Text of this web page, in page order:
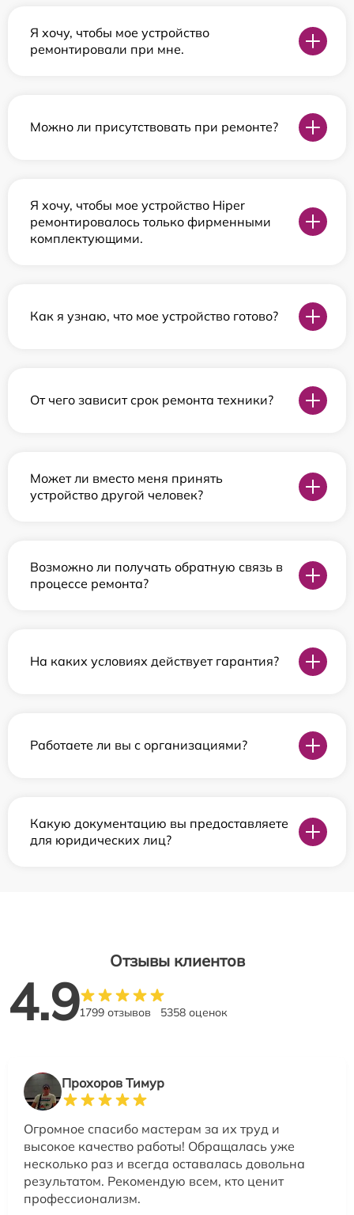
Я хочу, чтобы мое устройство
ремонтировали при мне.
Можно ли присутствовать при ремонте?
Я хочу, чтобы мое устройство Hiper
ремонтировалось только фирменными
комплектующими.
Как я узнаю, что мое устройство готово?
От чего зависит срок ремонта техники?
Может ли вместо меня принять
устройство другой человек?
Возможно ли получать обратную связь в
процессе ремонта?
На каких условиях действует гарантия?
Работаете ли вы с организациями?
Какую документацию вы предоставляете
для юридических лиц?
Отзывы клиентов
4.91799 отзывов 5358 оценок
Прохоров Тимур
Огромное спасибо мастерам за их труд и
высокое качество работы! Обращалась уже
несколько раз и всегда оставалась довольна
результатом. Рекомендую всем, кто ценит
профессионализм.